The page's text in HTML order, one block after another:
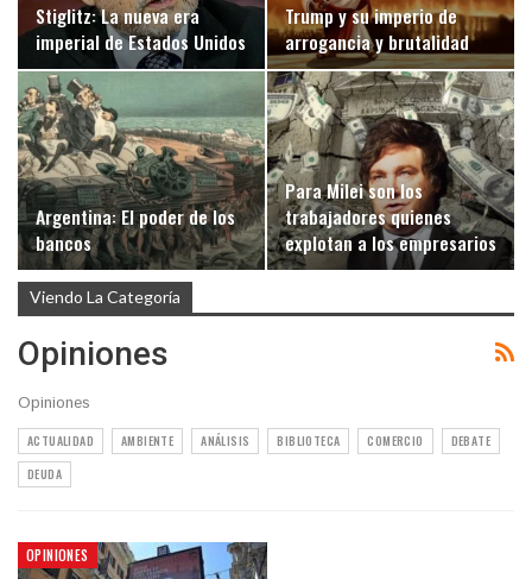
Stiglitz: La nueva era
imperial de Estados Unidos
Trump y su imperio de
arrogancia y brutalidad
Argentina: El poder de los
bancos
Para Milei son los
trabajadores quienes
explotan a los empresarios
Viendo La Categoría
Opiniones
Opiniones
ACTUALIDAD AMBIENTE ANÁLISIS BIBLIOTECA COMERCIO
DEBATE
DEUDA
OPINIONES